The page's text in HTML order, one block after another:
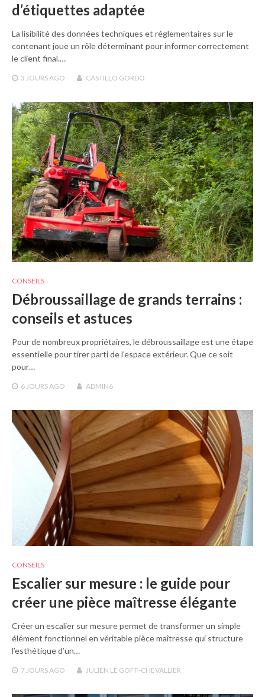
d’étiquettes adaptée
La lisibilité des données techniques et réglementaires sur le
contenant joue un rôle déterminant pour informer correctement
le client final.…
3 JOURS AGO CASTILLO GORDO
CONSEILS
Débroussaillage de grands terrains :
conseils et astuces
Pour de nombreux propriétaires, le débroussaillage est une étape
essentielle pour tirer parti de l’espace extérieur. Que ce soit
pour…
6 JOURS AGO ADMIN6
CONSEILS
Escalier sur mesure : le guide pour
créer une pièce maîtresse élégante
Créer un escalier sur mesure permet de transformer un simple
élément fonctionnel en véritable pièce maîtresse qui structure
l’esthétique d’un…
7 JOURS AGO JULIEN LE GOFF-CHEVALLIER